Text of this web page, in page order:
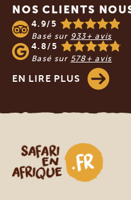
NOS CLIENTS
4.9/5
Basé sur 933+ avis
4.8/5
Basé sur 578+ avis
EN LIRE PLUS
Safari en Afrique